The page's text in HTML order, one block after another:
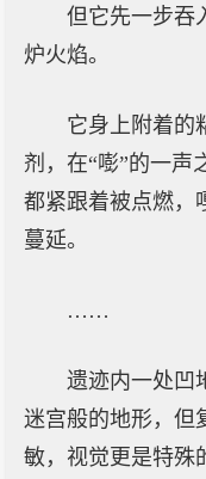
但它先一步吞
炉火焰。
它身上附着的
剂，在“嘭”的一声
都紧跟着被点燃，
蔓延。
……
遗迹内一处凹
迷宫般的地形，但
敏，视觉更是特殊